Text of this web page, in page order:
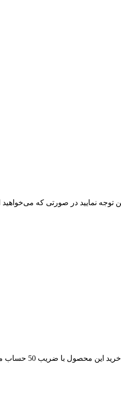
خرید این محصول با ضریب 50 حساب